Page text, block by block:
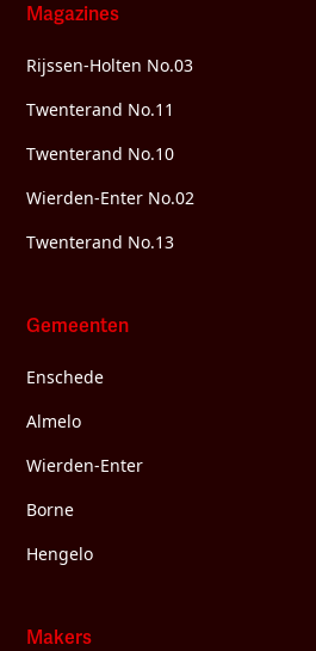
Magazines
Rijssen-Holten No.03
Twenterand No.11
Twenterand No.10
Wierden-Enter No.02
Twenterand No.13
Gemeenten
Enschede
Almelo
Wierden-Enter
Borne
Hengelo
Makers